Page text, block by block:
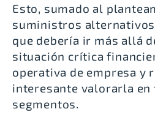
Esto, sumado al
suministros
que debería ir más allá
situación crítica
operativa de empresa y
interesante valorarla en
segmentos.